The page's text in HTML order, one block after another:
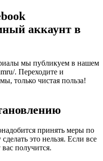
аккаунт в
мы публикуем в нашем
. Переходите и
только чистая польза!
принять меры по
это нельзя. Если все
получится.